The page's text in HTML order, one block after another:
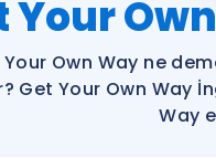
Your
Own Way ne
Get Your Own Way
Way